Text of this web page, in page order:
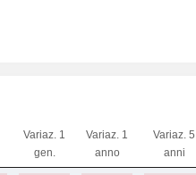
Variaz. 1
gen.
Variaz. 1
anno
Variaz. 5
anni